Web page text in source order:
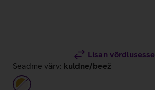
Lisan võrdlusesse
Seadme värv: kuldne/beež
kuldne/beež